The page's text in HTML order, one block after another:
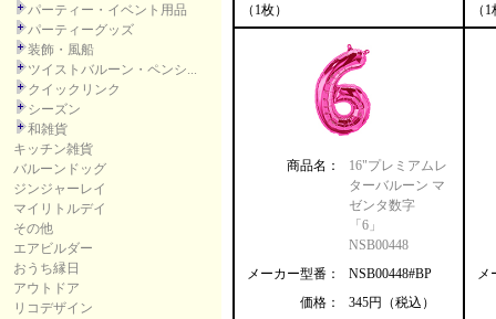
パーティー・イベント用品
パーティーグッズ
装飾・風船
ツイストバルーン・ペンシ...
クイックリンク
シーズン
和雑貨
キッチン雑貨
バルーンドッグ
ジンジャーレイ
マイリトルデイ
その他
エアビルダー
おうち縁日
アウトドア
リコデザイン
（1枚） （
商品名：
16"プレミアムレ
ターバルーン マ
ゼンタ数字
「6」
NSB00448
メーカー型番：
NSB00448#BP
価格：
345円（税込）
メ